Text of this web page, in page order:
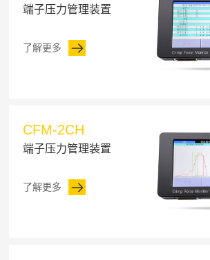
端子压力管理装置
了解更多
CFM-2CH
端子压力管理装置
了解更多